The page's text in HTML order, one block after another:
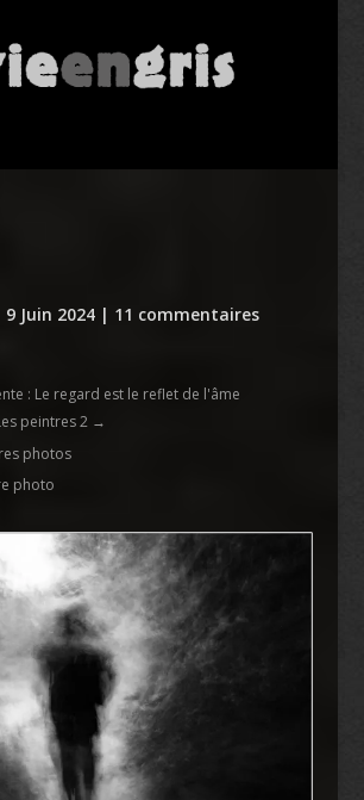
9 Juin 2024| 11 commentaires
: Le regard est le reflet de l'âme
peintres 2→
photos
photo